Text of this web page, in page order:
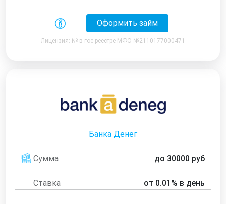
Оформить займ
Лицензия: № в гос реестре МФО №2110177000471
Банка Денег
Сумма до 30000 руб
Ставка от 0.01% в день